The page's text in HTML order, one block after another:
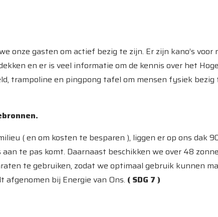
onze gasten om actief bezig te zijn. Er zijn kano’s voor
en er is veel informatie om de kennis over het
trampoline en pingpong tafel om mensen fysiek bezig
( en om kosten te besparen ), liggen er op ons dak
te pas komt. Daarnaast beschikken we over 48
te gebruiken, zodat we optimaal gebruik kunnen
afgenomen bij Energie van Ons. ( SDG 7 )